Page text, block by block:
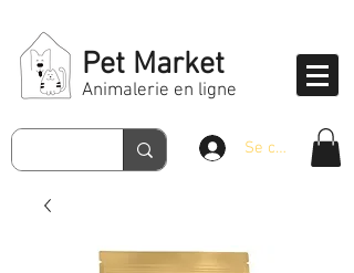
Pet Market
Animalerie en ligne
Se connecter